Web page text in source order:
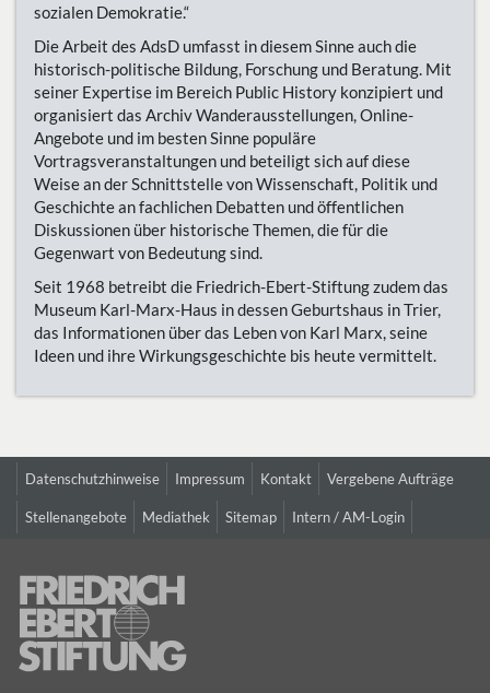
sozialen Demokratie.“
Die Arbeit des AdsD umfasst in diesem Sinne auch die
historisch-politische Bildung, Forschung und Beratung. Mit
seiner Expertise im Bereich Public History konzipiert und
organisiert das Archiv Wanderausstellungen, Online-
Angebote und im besten Sinne populäre
Vortragsveranstaltungen und beteiligt sich auf diese
Weise an der Schnittstelle von Wissenschaft, Politik und
Geschichte an fachlichen Debatten und öffentlichen
Diskussionen über historische Themen, die für die
Gegenwart von Bedeutung sind.
Seit 1968 betreibt die Friedrich-Ebert-Stiftung zudem das
Museum Karl-Marx-Haus in dessen Geburtshaus in Trier,
das Informationen über das Leben von Karl Marx, seine
Ideen und ihre Wirkungsgeschichte bis heute vermittelt.
Datenschutzhinweise Impressum Kontakt Vergebene Aufträge
Stellenangebote Mediathek Sitemap Intern / AM-Login